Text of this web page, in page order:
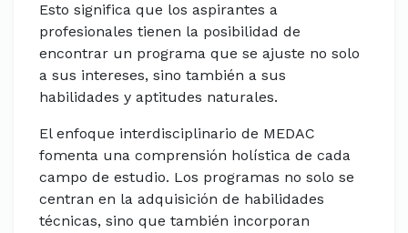
Esto significa que los aspirantes a
profesionales tienen la posibilidad de
encontrar un programa que se ajuste no solo
a sus intereses, sino también a sus
habilidades y aptitudes naturales.
El enfoque interdisciplinario de MEDAC
fomenta una comprensión holística de cada
campo de estudio. Los programas no solo se
centran en la adquisición de habilidades
técnicas, sino que también incorporan